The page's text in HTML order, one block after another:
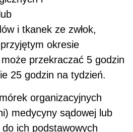
i tkanek ze zwłok,
okresie
przekraczać 5 godzin
25 godzin na tydzień.
organizacyjnych
medycyny sądowej lub
ich podstawowych